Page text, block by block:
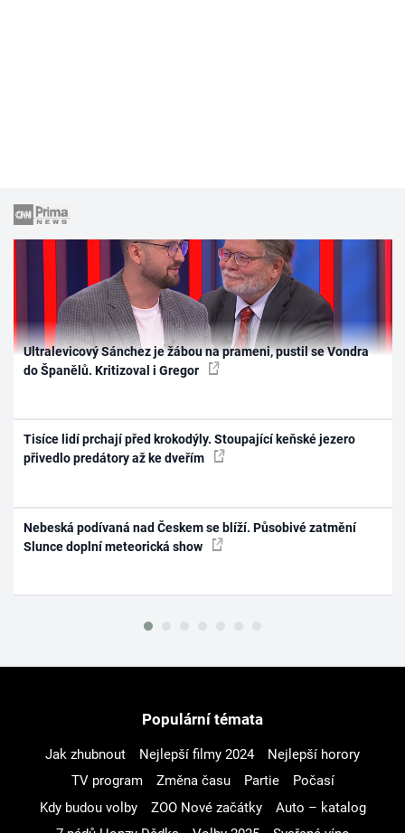
Ultralevicový Sánchez je žábou na prameni, pustil se Vondra
do Španělů. Kritizoval i Gregor
Tisíce lidí prchají před krokodýly. Stoupající keňské jezero
přivedlo predátory až ke dveřím
Nebeská podívaná nad Českem se blíží. Působivé zatmění
Slunce doplní meteorická show
Populární témata
Jak zhubnout Nejlepší filmy 2024
Nejlepší horory
TV program
Změna času Partie
Počasí
Kdy budou volby
ZOO Nové začátky
Auto – katalog